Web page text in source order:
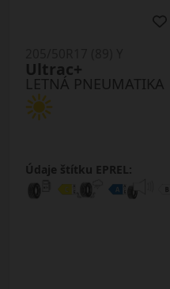
LETNÁ PNEUMATIKA
Ultrac+
Údaje štítku EPREL: